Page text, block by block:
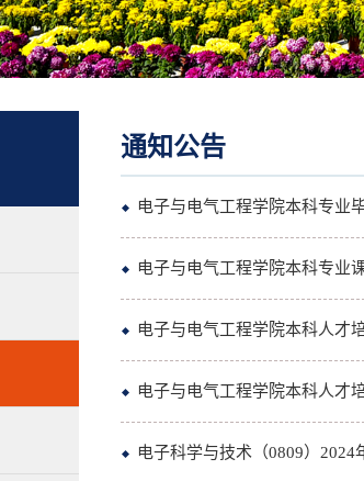
通知公告
电子与电气工程学院本科专业
电子与电气工程学院本科专业
电子与电气工程学院本科人才
电子与电气工程学院本科人才
电子科学与技术（0809）2024